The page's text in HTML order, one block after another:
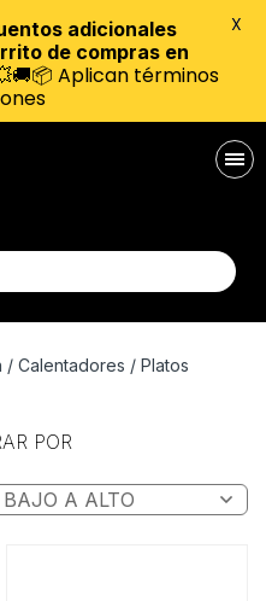
/ Calentadores / Platos
POR
adicionales
de compras en
Aplican términos
X